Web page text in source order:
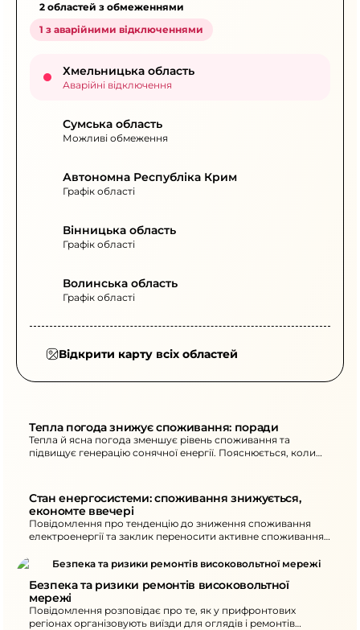
2 областей з обмеженнями
1 з аварійними відключеннями
Хмельницька область
Аварійні відключення
Сумська область
Можливі обмеження
Автономна Республіка Крим
Графік області
Вінницька область
Графік області
Волинська область
Графік області
Відкрити карту всіх областей
Тепла погода знижує споживання: поради
Тепла й ясна погода зменшує рівень споживання та
підвищує генерацію сонячної енергії. Пояснюється, коли
Стан енергосистеми: споживання знижується,
економте ввечері
Повідомлення про тенденцію до зниження споживання
електроенергії та заклик переносити активне споживання
знеструмлення в окремих областях унаслідок атак та
Безпека та ризики ремонтів високовольтної
мережі
Повідомлення розповідає про те, як у прифронтових
регіонах організовують виїзди для оглядів і ремонтів